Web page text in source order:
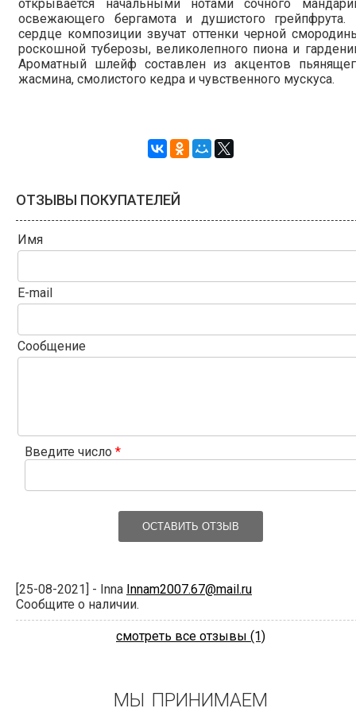
открывается начальными нотами сочного
освежающего бергамота и душистого грейпфрута.
сердце композиции звучат оттенки черной
роскошной туберозы, великолепного пиона и
Ароматный шлейф составлен из акцентов
жасмина, смолистого кедра и чувственного мускуса.
ОТЗЫВЫ ПОКУПАТЕЛЕЙ
Имя
E-mail
Сообщение
ОСТАВИТЬ ОТЗЫВ
[25-08-2021] - Inna Innam2007.67@mail.ru
Сообщите о наличии.
смотреть все отзывы (1)
МЫ ПРИНИМАЕМ